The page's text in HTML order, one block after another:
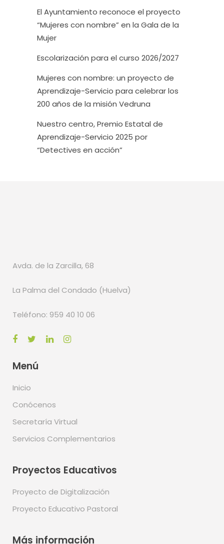
El Ayuntamiento reconoce el proyecto
“Mujeres con nombre” en la Gala de la
Mujer
Escolarización para el curso 2026/2027
Mujeres con nombre: un proyecto de
Aprendizaje-Servicio para celebrar los
200 años de la misión Vedruna
Nuestro centro, Premio Estatal de
Aprendizaje-Servicio 2025 por
“Detectives en acción”
Avda. de la Zarcilla, 68
La Palma del Condado (Huelva)
Teléfono: 959 40 10 06
Menú
Inicio
Conócenos
Secretaría Virtual
Servicios Complementarios
Proyectos Educativos
Proyecto de Digitalización
Proyecto Educativo Pastoral
Más información